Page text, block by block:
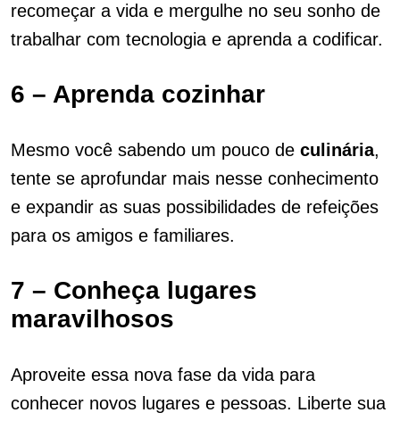
recomeçar a vida e mergulhe no seu sonho de
trabalhar com tecnologia e aprenda a codificar.
6 – Aprenda cozinhar
Mesmo você sabendo um pouco de culinária,
tente se aprofundar mais nesse conhecimento
e expandir as suas possibilidades de refeições
para os amigos e familiares.
7 – Conheça lugares
maravilhosos
Aproveite essa nova fase da vida para
conhecer novos lugares e pessoas. Liberte sua